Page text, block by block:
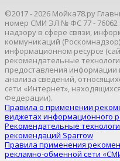
©2017 - 2026 Мойка78.ру
номер СМИ ЭЛ № ФС 77 -
надзору в сфере связи,
коммуникаций
информационном ресурсе
рекомендательные
предоставления информации
анализа сведений,
сети «Интернет»,
Федерации).
Правила о применении
виджетах информационного
Рекомендательные
рекомендаций Sparrow
Правила применения
рекламно-обменной сети